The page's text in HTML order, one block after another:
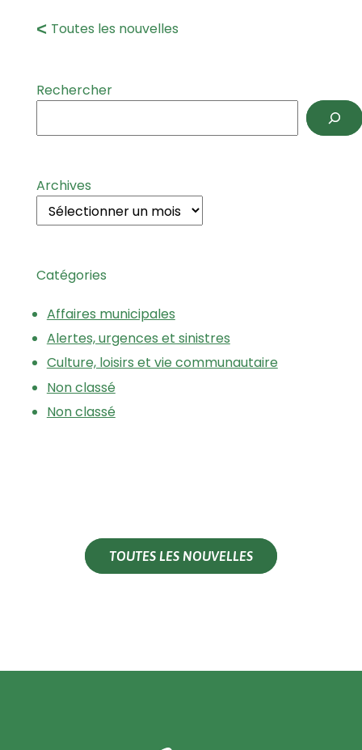
Toutes les nouvelles
Rechercher
Archives
Catégories
Affaires municipales
Alertes, urgences et sinistres
Culture, loisirs et vie communautaire
Non classé
Non classé
TOUTES LES NOUVELLES